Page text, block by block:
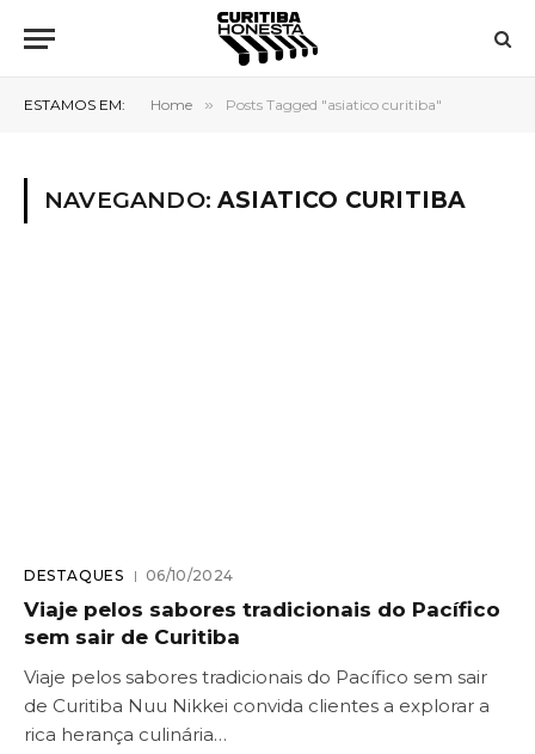
ESTAMOS EM: Home » Posts Tagged "asiatico curitiba"
NAVEGANDO:ASIATICO CURITIBA
DESTAQUES 06/10/2024
Viaje pelos sabores tradicionais do Pacífico
sem sair de Curitiba
Viaje pelos sabores tradicionais do Pacífico sem sair
de Curitiba Nuu Nikkei convida clientes a explorar a
rica herança culinária…